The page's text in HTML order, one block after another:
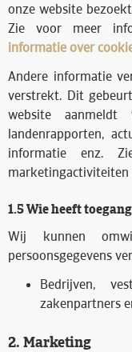
onze website
Zie voor meer
informatie over
Andere informatie
verstrekt. Dit
website aanmeldt
landenrapporten,
informatie enz.
1.5 Wie heeft
Wij kunnen
persoonsgegevens
Bedrijven,
zakenpartners
2. Marketing